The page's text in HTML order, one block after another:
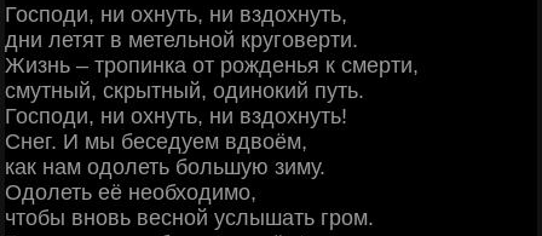
Господи, ни охнуть, ни вздохнуть,
дни летят в метельной круговерти.
Жизнь – тропинка от рожденья к смерти,
смутный, скрытный, одинокий путь.
Господи, ни охнуть, ни вздохнуть!
Снег. И мы беседуем вдвоём,
как нам одолеть большую зиму.
Одолеть её необходимо,
чтобы вновь весной услышать гром.